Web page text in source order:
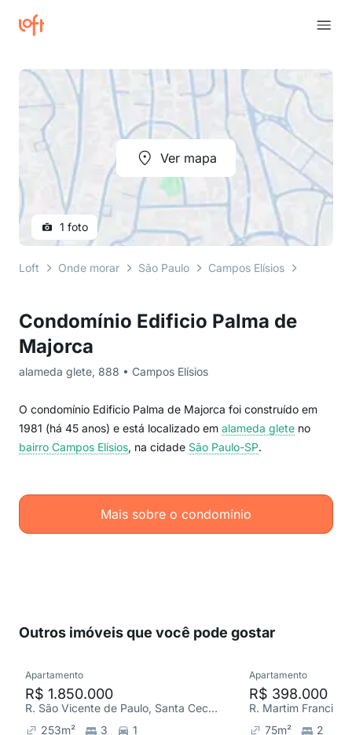
Condomínio Edificio Palma de
Majorca
alameda glete, 888 • Campos Elísios
O condomínio Edificio Palma de Majorca foi construído em
1981 (há 45 anos) e está localizado em alameda glete no
bairro Campos Elísios, na cidade São Paulo-SP.
Mais sobre o condomínio
Ver mapa
1 foto
Loft Onde morar São Paulo Campos Elísios
Outros imóveis que você pode gostar
Apartamento
R$ 1.850.000
R. São Vicente de Paulo, Santa Cecília
253m² 3
1
Apartamento
R$ 398.000
R. Martim
75m²
2